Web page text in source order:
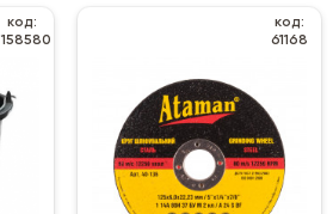
код:
158580
код:
61168